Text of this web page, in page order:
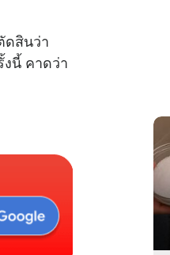
ดสินว่า
นี้ คาดว่า